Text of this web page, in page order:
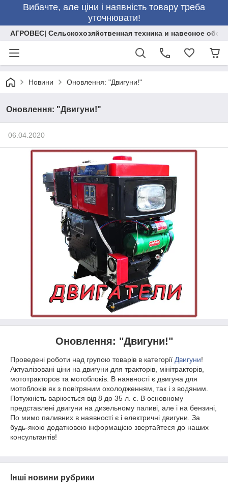
Вибачте, але ціни і наявність товару треба
уточнювати!
АГРОВЕС| Сельскохозяйственная техника и навесное
Новини Оновлення: "Двигуни!"
Оновлення: "Двигуни!"
06.04.2020
Оновлення: "Двигуни!"
Проведені роботи над групою товарів в категорії Двигуни!
Актуалізовані ціни на двигуни для тракторів, мінітракторів,
мототракторов та мотоблоків. В наявності є двигуна для
мотоблоків як з повітряним охолодженням, так і з водяним.
Потужність варіюється від 8 до 35 л. с. В основному
представлені двигуни на дизельному паливі, але і на бензині,
По мимо паливних в наявності є і електричні двигуни. За
будь-якою додатковою інформацією звертайтеся до наших
консультантів!
Інші новини рубрики